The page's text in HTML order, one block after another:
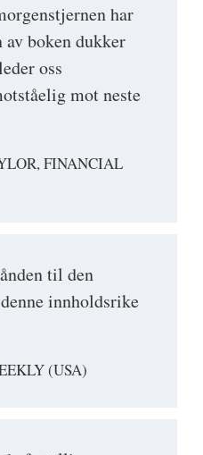
har
boken dukker
oss
mot neste
FINANCIAL
til den
innholdsrike
(USA)